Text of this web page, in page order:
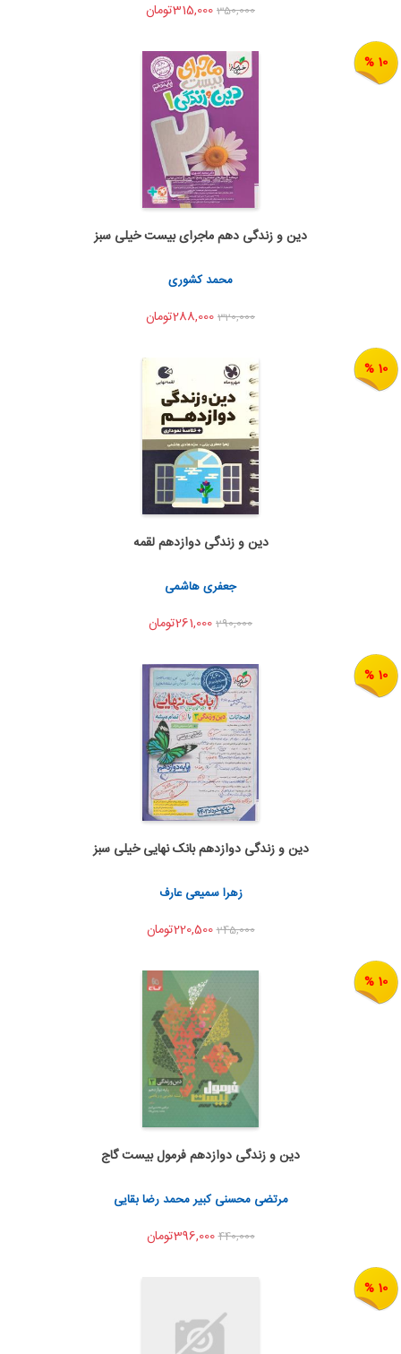
350,000
10 %
اضافه به سبد خرید
اشتراک گذاری
دین و زندگی دهم ماجرای بیست خیلی سبز
محمد کشوری
320,000
10 %
اضافه به سبد خرید
اشتراک گذاری
دین و زندگی دوازدهم لقمه
جعفری هاشمی
290,000
10 %
اضافه به سبد خرید
اشتراک گذاری
دین و زندگی دوازدهم بانک نهایی خیلی سبز
زهرا سمیعی عارف
245,000220,500تومان
10 %
اضافه به سبد خرید
اشتراک گذاری
دین و زندگی دوازدهم فرمول بیست گاج
مرتضی محسنی کبیر محمد رضا بقایی
440,000396,000تومان
10 %